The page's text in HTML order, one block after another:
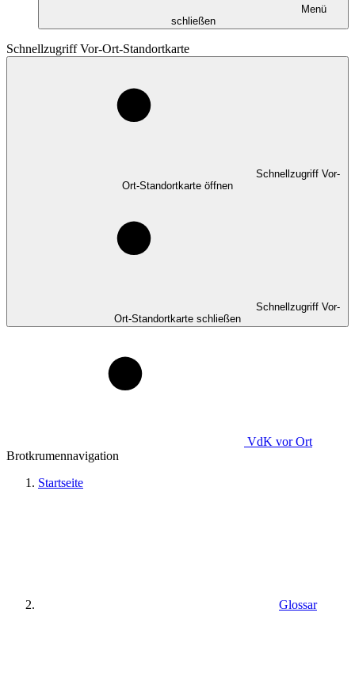
Menü
schließen
Schnellzugriff Vor-Ort-Standortkarte
Schnellzugriff Vor-
Ort-Standortkarte öffnen
Schnellzugriff Vor-
Ort-Standortkarte schließen
VdK vor Ort
Brotkrumennavigation
Startseite
Glossar